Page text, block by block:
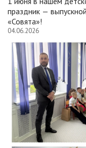
праздник —
«Совята»!
04.06.2026